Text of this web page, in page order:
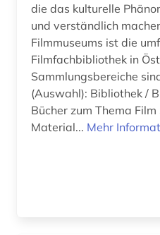
die das kulturelle
und verständlich
Filmmuseums ist die
Filmfachbibliothek in
Sammlungsbereiche
(Auswahl): Bibliothek / Buchsuche: Rund 28.000
Bücher zum Thema Film Schriftgutsammlung:
Material... Mehr